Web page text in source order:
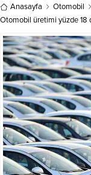
Anasayfa
Otomobil
Otomobil üretimi yüzde 18